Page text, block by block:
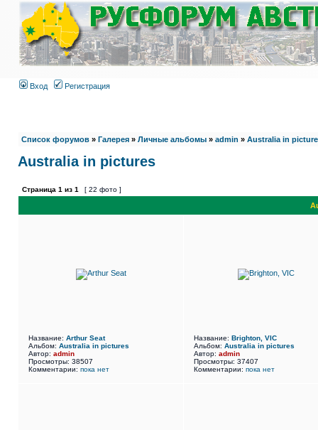
Вход Регистрация
Список форумов » Галерея » Личные альбомы » admin » Australia in
Australia in pictures
Страница 1 из 1 [ 22 фото ]
Название: Arthur Seat
Альбом: Australia in pictures
Автор: admin
Просмотры: 38507
Комментарии: пока нет
Название: Brighton, VIC
Альбом: Australia in pictures
Автор: admin
Просмотры: 37407
Комментарии: пока нет